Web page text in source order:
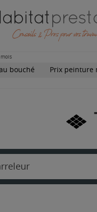
bouché Prix peinture